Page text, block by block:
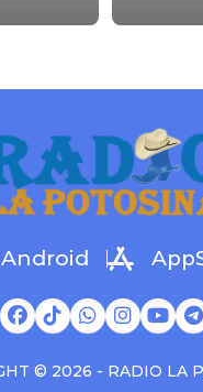
Android
© 2026 - RADIO LA